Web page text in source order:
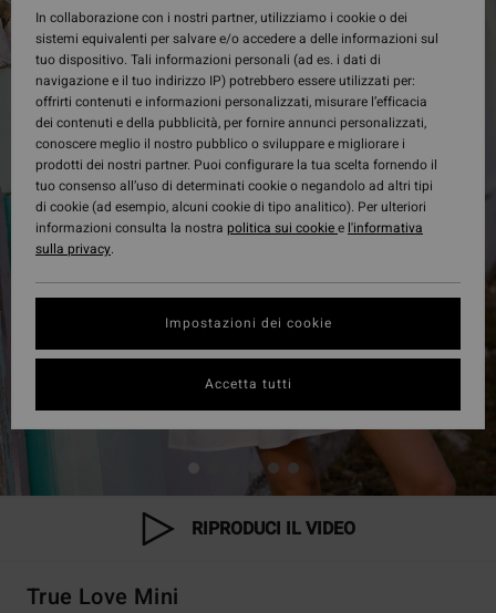
RIPRODUCI IL VIDEO
True Love Mini
In collaborazione con i nostri partner, utilizziamo i cookie o dei
sistemi equivalenti per salvare e/o accedere a delle informazioni sul
tuo dispositivo. Tali informazioni personali (ad es. i dati di
navigazione e il tuo indirizzo IP) potrebbero essere utilizzati per:
offrirti contenuti e informazioni personalizzati, misurare l’efficacia
dei contenuti e della pubblicità, per fornire annunci personalizzati,
conoscere meglio il nostro pubblico o sviluppare e migliorare i
prodotti dei nostri partner. Puoi configurare la tua scelta fornendo il
tuo consenso all’uso di determinati cookie o negandolo ad altri tipi
di cookie (ad esempio, alcuni cookie di tipo analitico). Per ulteriori
informazioni consulta la nostra politica sui cookiee l'informativa
sulla privacy.
Impostazioni dei cookie
Accetta tutti